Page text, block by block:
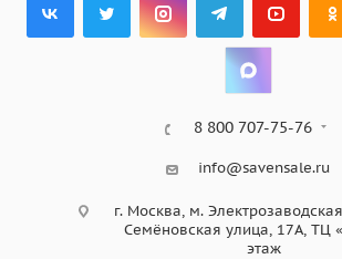
8 800 707-75-76
info@savensale.ru
г. Москва, м.
Семёновская улица, 17А, ТЦ
этаж